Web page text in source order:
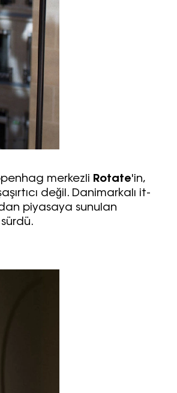
merkezli Rotate'in,
değil. Danimarkalı it-
piyasaya sunulan